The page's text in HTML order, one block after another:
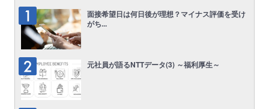
面接希望日は何日後が理想？マイナス評価を受け
がち...
元社員が語るNTTデータ(3) ～福利厚生～